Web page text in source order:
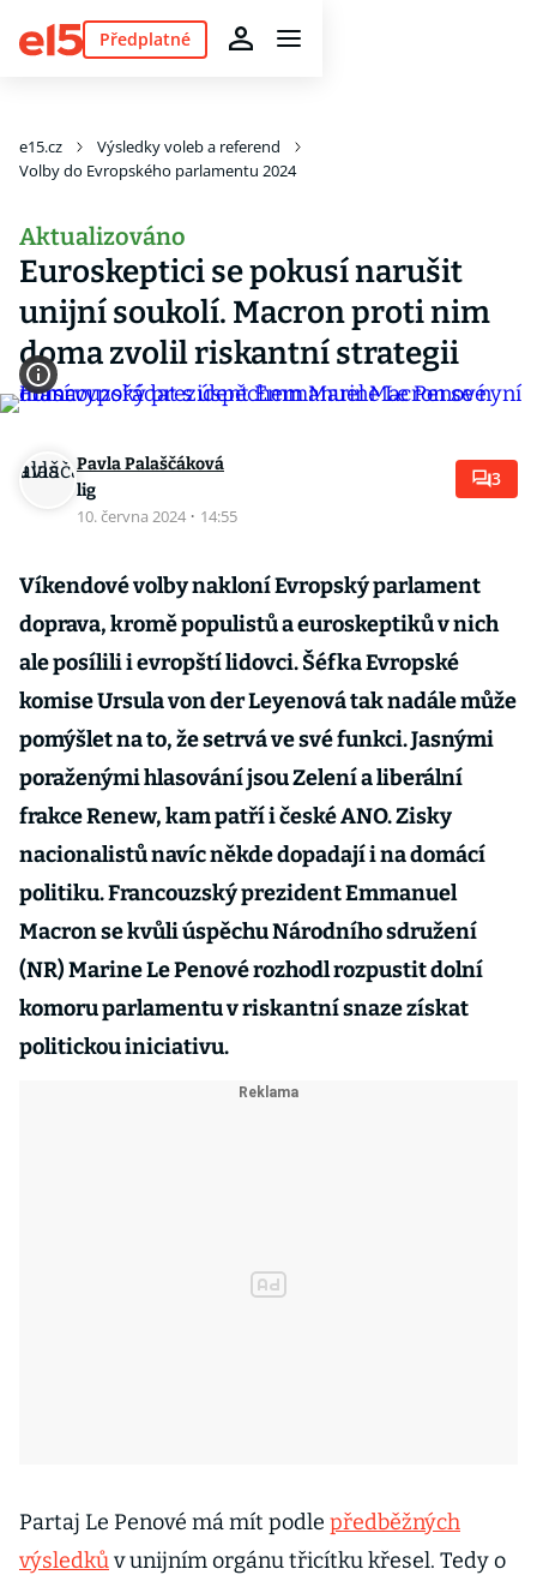
Předplatné
e15.cz
Výsledky voleb a referend
Volby do Evropského parlamentu 2024
Aktualizováno
Euroskeptici se pokusí narušit
unijní soukolí. Macron proti nim
doma zvolil riskantní strategii
Pavla Palaščáková
lig
10. června 2024 · 14:55
3
Víkendové volby nakloní Evropský parlament
doprava, kromě populistů a euroskeptiků v nich
ale posílili i evropští lidovci. Šéfka Evropské
komise Ursula von der Leyenová tak nadále může
pomýšlet na to, že setrvá ve své funkci. Jasnými
poraženými hlasování jsou Zelení a liberální
frakce Renew, kam patří i české ANO. Zisky
nacionalistů navíc někde dopadají i na domácí
politiku. Francouzský prezident Emmanuel
Macron se kvůli úspěchu Národního sdružení
(NR) Marine Le Penové rozhodl rozpustit dolní
komoru parlamentu v riskantní snaze získat
politickou iniciativu.
Partaj Le Penové má mít podle předběžných
výsledkův unijním orgánu třicítku křesel. Tedy o